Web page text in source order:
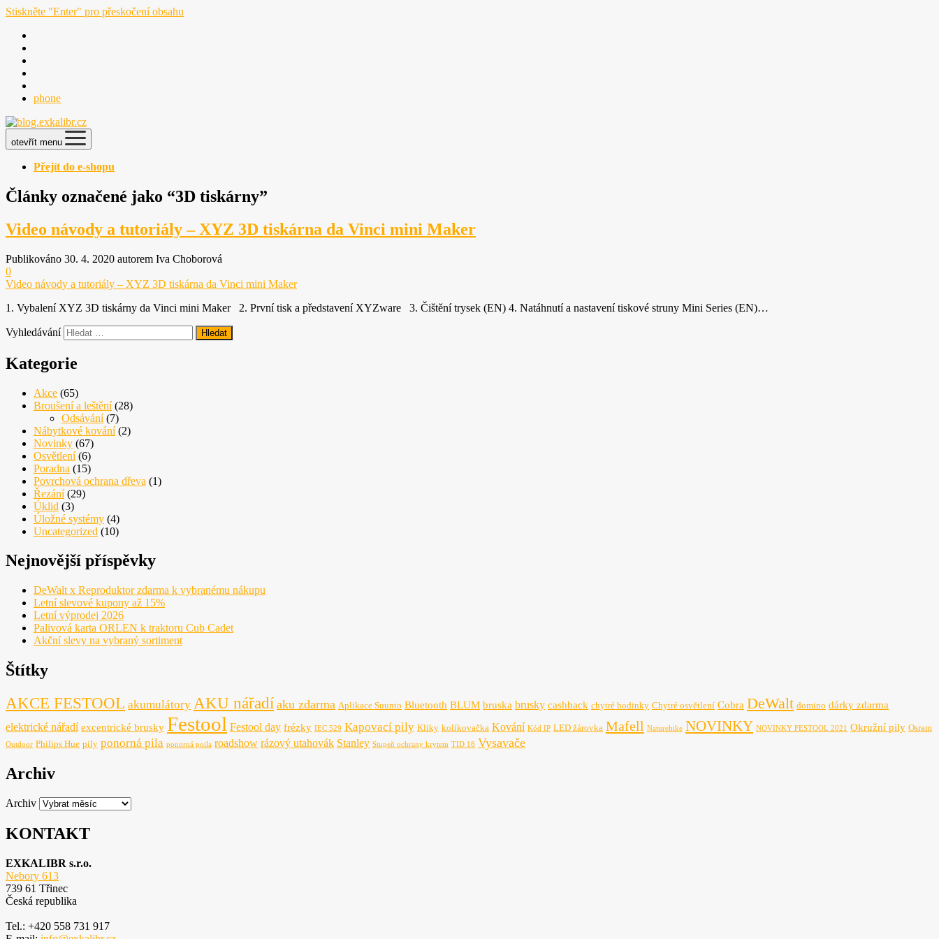
Stiskněte "Enter" pro přeskočení obsahu
phone
otevřít menu
Přejít do e-shopu
Články označené jako “3D tiskárny”
Video návody a tutoriály – XYZ 3D tiskárna da Vinci mini Maker
Publikováno 30. 4. 2020 autorem Iva Choborová
0
Video návody a tutoriály – XYZ 3D tiskárna da Vinci mini Maker
1. Vybalení XYZ 3D tiskárny da Vinci mini Maker 2. První tisk a představení XYZware 3. Čištění trysek (EN) 4. Natáhnutí a nastavení tiskové struny Mini Series (EN)…
Vyhledávání
Kategorie
Akce (65)
Broušení a leštění(28)
Odsávání(7)
Nábytkové kování(2)
Novinky (67)
Osvětlení(6)
Poradna (15)
Povrchová ochrana dřeva (1)
Řezání(29)
Úklid (3)
Úložné systémy (4)
Uncategorized (10)
Nejnovější příspěvky
DeWalt x Reproduktor zdarma k vybranému nákupu
Letní slevové kupony až 15%
Letní výprodej 2026
Palivová karta ORLEN k traktoru Cub Cadet
Akční slevy na vybraný sortiment
Štítky
AKCE FESTOOL akumulátory AKU nářadí aku zdarma Aplikace Suunto Bluetooth BLUM bruska brusky cashback chytré hodinky Chytré osvětlení Cobra DeWalt domino dárky zdarma
elektrické nářadí excentrické brusky Festool Festool day frézky IEC 529 Kapovací pily Kliky kolíkovačka Kování Kód IP LED žárovka Mafell Naturehike NOVINKY NOVINKY FESTOOL 2021 Okružní pily Osram
Outdoor Philips Hue pily ponorná pila ponorná poila roadshow rázový utahovák Stanley Stupeň ochrany krytem TID 18 Vysavače
Archiv
Archiv
KONTAKT
EXKALIBR s.r.o.
Nebory 613
739 61 Třinec
Česká republika
Tel.: +420 558 731 917